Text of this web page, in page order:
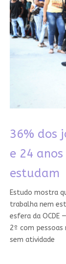
36% dos
e 24
estudam
Estudo mostra
trabalha nem
esfera da OCDE
2º com pessoas
sem atividade